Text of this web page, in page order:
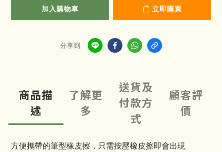
加入購物車 立即購買
分享到
商品描
述
了解更
多
送貨及
付款方
式
顧客評
價
方便攜帶的筆型橡皮擦，只需按壓橡皮擦即會出現